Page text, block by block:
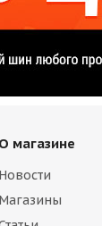
О магазине
Новости
Магазины